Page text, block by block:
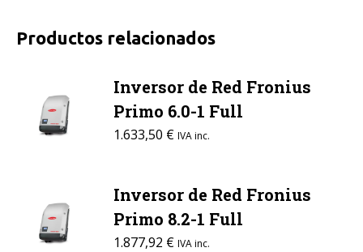
Productos relacionados
Inversor de Red Fronius
Primo 6.0-1 Full
1.633,50 € IVA inc.
Inversor de Red Fronius
Primo 8.2-1 Full
1.877,92 € IVA inc.